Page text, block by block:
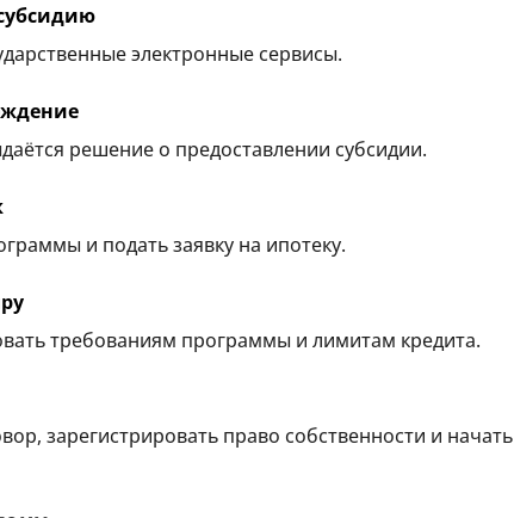
электронные сервисы.
решение о предоставлении субсидии.
и подать заявку на ипотеку.
требованиям программы и лимитам кредита.
зарегистрировать право собственности и начать